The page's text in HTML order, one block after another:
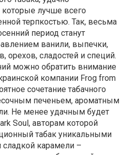
лучше всего
терпкостью. Так, весьма
период станут
ванили, выпечки,
орехов, сладостей и специй.
можно обратить внимание
компании Frog from
сочетание табачного
печеньем, ароматным
Не менее удачным будет
Soul, авторам которой
табак уникальными
карамели –